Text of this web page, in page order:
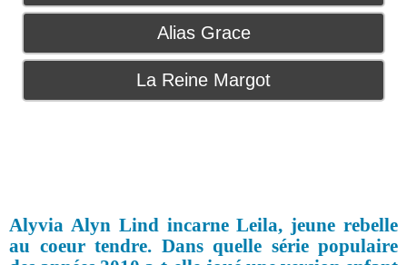
Alias Grace
La Reine Margot
Alyvia Alyn Lind incarne Leila, jeune rebelle
au coeur tendre. Dans quelle série populaire